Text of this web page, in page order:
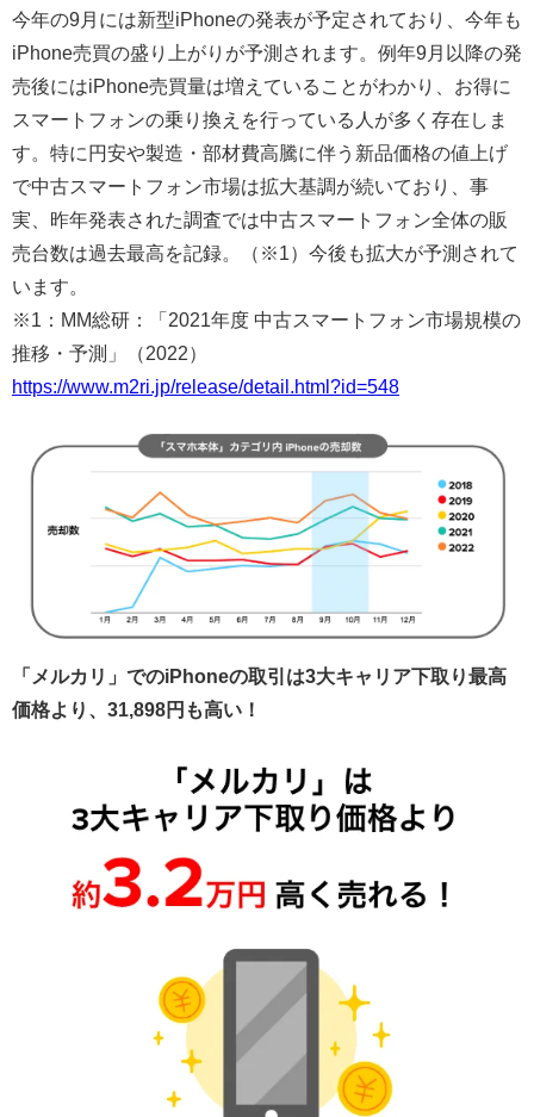
今年の9月には新型iPhoneの発表が予定されており、今年も
iPhone売買の盛り上がりが予測されます。例年9月以降の発
売後にはiPhone売買量は増えていることがわかり、お得に
スマートフォンの乗り換えを行っている人が多く存在しま
す。特に円安や製造・部材費高騰に伴う新品価格の値上げ
で中古スマートフォン市場は拡大基調が続いており、事
実、昨年発表された調査では中古スマートフォン全体の販
売台数は過去最高を記録。（※1）今後も拡大が予測されて
います。
※1：MM総研：「2021年度 中古スマートフォン市場規模の
推移・予測」（2022）
https://www.m2ri.jp/release/detail.html?id=548
「メルカリ」でのiPhoneの取引は3大キャリア下取り最高
価格より、31,898円も高い！